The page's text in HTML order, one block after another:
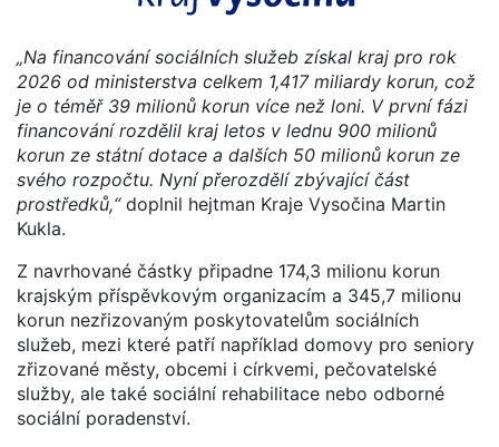
„Na financování sociálních služeb získal kraj pro rok
2026 od ministerstva celkem 1,417 miliardy korun, což
je o téměř 39 milionů korun více než loni. V první fázi
financování rozdělil kraj letos v lednu 900 milionů
korun ze státní dotace a dalších 50 milionů korun ze
svého rozpočtu. Nyní přerozdělí zbývající část
prostředků,“doplnil hejtman Kraje Vysočina Martin
Kukla.
Z navrhované částky připadne 174,3 milionu korun
krajským příspěvkovým organizacím a 345,7 milionu
korun nezřizovaným poskytovatelům sociálních
služeb, mezi které patří například domovy pro seniory
zřizované městy, obcemi i církvemi, pečovatelské
služby, ale také sociální rehabilitace nebo odborné
sociální poradenství.